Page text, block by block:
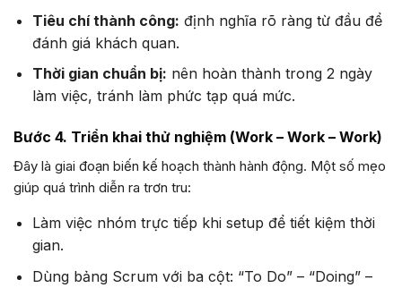
Tiêu chí thành công: định nghĩa rõ ràng từ đầu để
đánh giá khách quan.
Thời gian chuẩn bị: nên hoàn thành trong 2 ngày
làm việc, tránh làm phức tạp quá mức.
Bước 4. Triển khai thử nghiệm (Work – Work – Work)
Đây là giai đoạn biến kế hoạch thành hành động. Một số mẹo
giúp quá trình diễn ra trơn tru:
Làm việc nhóm trực tiếp khi setup để tiết kiệm thời
gian.
Dùng bảng Scrum với ba cột: “To Do” – “Doing” –